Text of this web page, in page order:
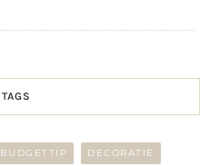
TAGS
BUDGETTIP DECORATIE